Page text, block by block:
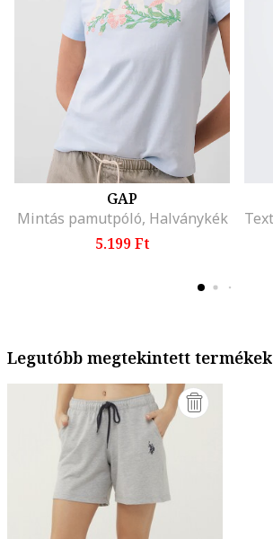
GAP
Mintás pamutpóló, Halványkék
5.199 Ft
Legutóbb megtekintett termékek